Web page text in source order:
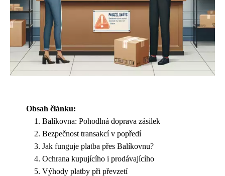
Obsah článku:
Balíkovna: Pohodlná doprava zásilek
Bezpečnost transakcí v popředí
Jak funguje platba přes Balíkovnu?
Ochrana kupujícího i prodávajícího
Výhody platby při převzetí